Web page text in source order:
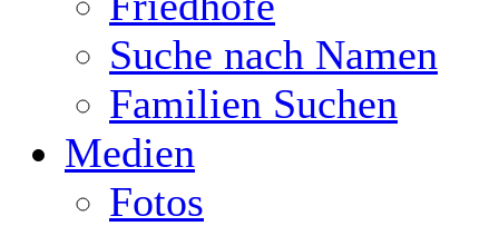
Suche nach Namen
Familien Suchen
Medien
Fotos